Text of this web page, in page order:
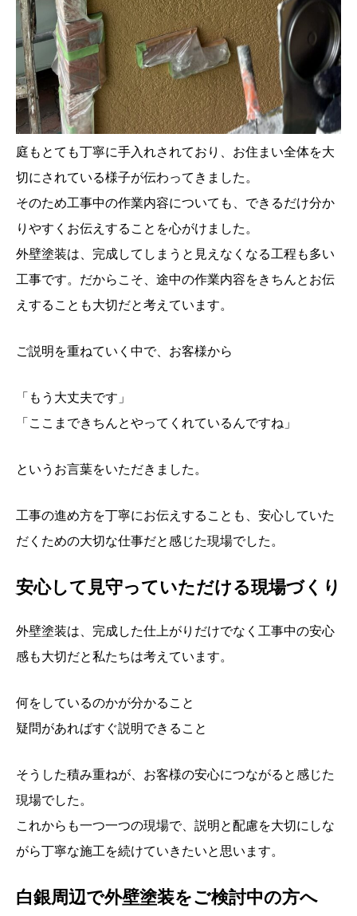
庭もとても丁寧に手入れされており、お住まい全体を大
切にされている様子が伝わってきました。
そのため工事中の作業内容についても、できるだけ分か
りやすくお伝えすることを心がけました。
外壁塗装は、完成してしまうと見えなくなる工程も多い
工事です。だからこそ、途中の作業内容をきちんとお伝
えすることも大切だと考えています。
ご説明を重ねていく中で、お客様から
「もう大丈夫です」
「ここまできちんとやってくれているんですね」
というお言葉をいただきました。
工事の進め方を丁寧にお伝えすることも、安心していた
だくための大切な仕事だと感じた現場でした。
安心して見守っていただける現場づくり
外壁塗装は、完成した仕上がりだけでなく工事中の安心
感も大切だと私たちは考えています。
何をしているのかが分かること
疑問があればすぐ説明できること
そうした積み重ねが、お客様の安心につながると感じた
現場でした。
これからも一つ一つの現場で、説明と配慮を大切にしな
がら丁寧な施工を続けていきたいと思います。
白銀周辺で外壁塗装をご検討中の方へ